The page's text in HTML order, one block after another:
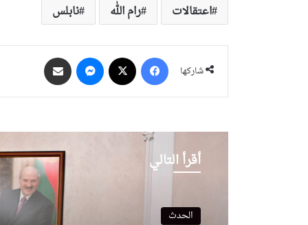
اعتقالات رام الله نابلس
شاركها
فيسبوك ماسنجر
أقرأ التالي
الحدث